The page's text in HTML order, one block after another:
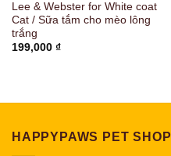
Lee & Webster for White coat
Cat / Sữa tắm cho mèo lông
trắng
199,000 ₫
HAPPYPAWS PET SHOP